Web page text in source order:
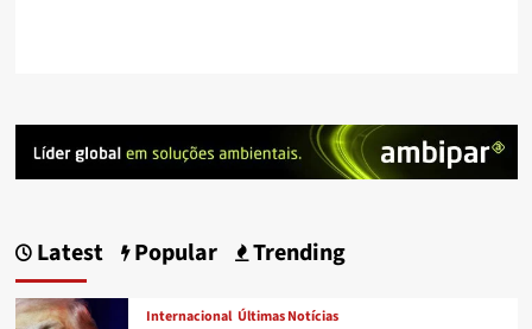
Latest Popular Trending
Internacional Últimas Notícias